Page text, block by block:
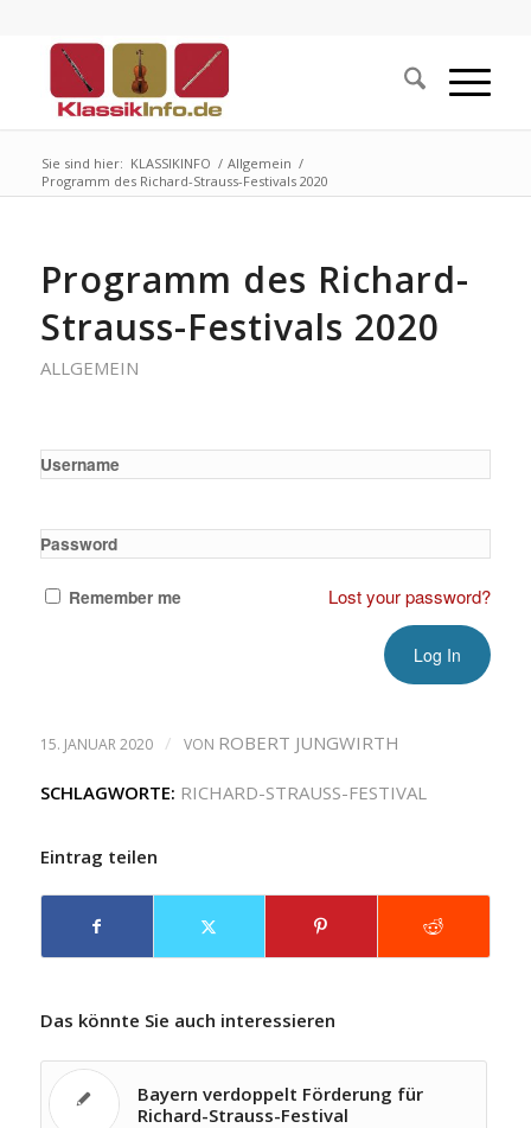
Sie sind hier: KLASSIKINFO / Allgemein /
Programm des Richard-Strauss-Festivals 2020
Programm des Richard-
Strauss-Festivals 2020
ALLGEMEIN
Username
Password
Remember me Lost your password?
15. JANUAR 2020 / VON ROBERT JUNGWIRTH
SCHLAGWORTE: RICHARD-STRAUSS-FESTIVAL
Eintrag teilen
Das könnte Sie auch interessieren
Bayern verdoppelt Förderung für
Richard-Strauss-Festival